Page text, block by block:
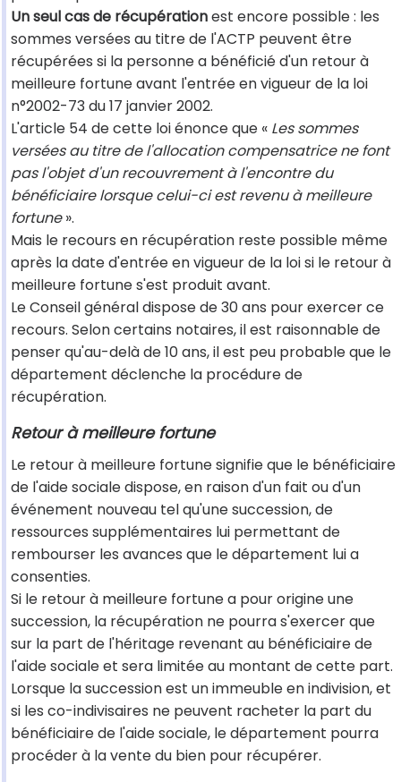
Un seul cas de récupérationest encore possible : les
sommes versées au titre de l'ACTP peuvent être
récupérées si la personne a bénéficié d'un retour à
meilleure fortune avant l'entrée en vigueur de la loi
n°2002-73 du 17 janvier 2002.
L'article 54 de cette loi énonce que « Les sommes
versées au titre de l'allocation compensatrice ne font
pas l'objet d'un recouvrement à l'encontre du
bénéficiaire lorsque celui-ci est revenu à meilleure
fortune».
Mais le recours en récupération reste possible même
après la date d'entrée en vigueur de la loi si le retour à
meilleure fortune s'est produit avant.
Le Conseil général dispose de 30 ans pour exercer ce
recours. Selon certains notaires, il est raisonnable de
penser qu'au-delà de 10 ans, il est peu probable que le
département déclenche la procédure de
récupération.
Retour à meilleure fortune
Le retour à meilleure fortune signifie que le bénéficiaire
de l'aide sociale dispose, en raison d'un fait ou d'un
événement nouveau tel qu'une succession, de
ressources supplémentaires lui permettant de
rembourser les avances que le département lui a
consenties.
Si le retour à meilleure fortune a pour origine une
succession, la récupération ne pourra s'exercer que
sur la part de l'héritage revenant au bénéficiaire de
l'aide sociale et sera limitée au montant de cette part.
Lorsque la succession est un immeuble en indivision, et
si les co-indivisaires ne peuvent racheter la part du
bénéficiaire de l'aide sociale, le département pourra
procéder à la vente du bien pour récupérer.